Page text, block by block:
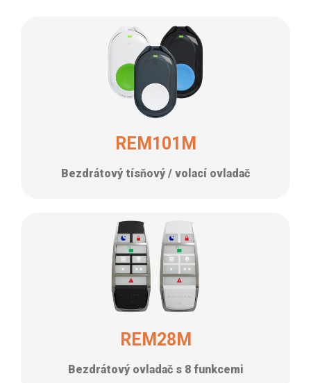
REM101M
Bezdrátový tísňový / volací ovladač
REM28M
Bezdrátový ovladač s 8 funkcemi